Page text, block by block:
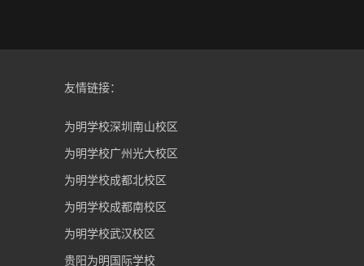
友情链接：
为明学校深圳南山校区
为明学校广州光大校区
为明学校成都北校区
为明学校成都南校区
为明学校武汉校区
贵阳为明国际学校